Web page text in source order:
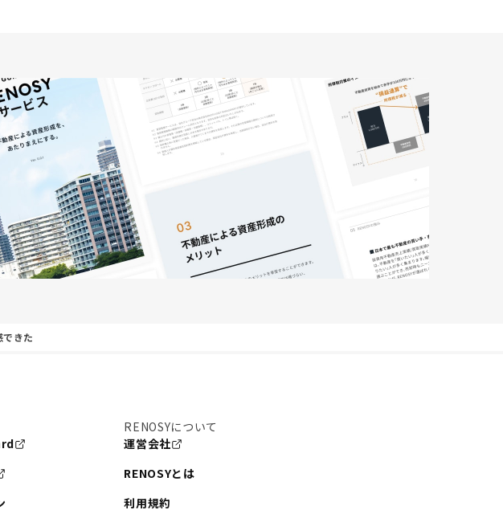
きた
RENOSYについて
運営会社
RENOSYとは
利用規約